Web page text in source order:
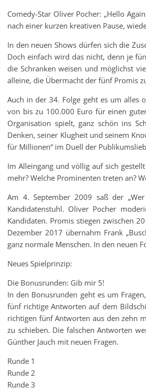
Comedy-Star Oliver Pocher: „Hello
nach einer kurzen kreativen Pause,
In den neuen Shows dürfen sich die
Doch einfach wird das nicht, denn je
die Schranken weisen und möglichst
alleine, die Übermacht der fünf Promis
Auch in der 34. Folge geht es um alles
von bis zu 100.000 Euro für einen
Organisation spielt, ganz schön ins
Denken, seiner Klugheit und seinem
für Millionen“ im Duell der
Im Alleingang und völlig auf sich
mehr? Welche Prominenten treten an?
Am 4. September 2009 saß der
Kandidatenstuhl. Oliver Pocher
Kandidaten. Promis stiegen zwischen
Dezember 2017 übernahm Frank
ganz normale Menschen. In den neuen
Neues Spielprinzip:
Die Bonusrunden: Gib mir 5!
In den Bonusrunden geht es um
fünf richtige Antworten auf dem
richtigen fünf Antworten aus den zehn
zu schieben. Die falschen Antworten
Günther Jauch mit neuen Fragen.
Runde 1
Runde 2
Runde 3